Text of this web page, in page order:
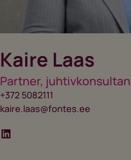
Kaire Laas
Partner,
+372 5082111
kaire.laas@fontes.ee